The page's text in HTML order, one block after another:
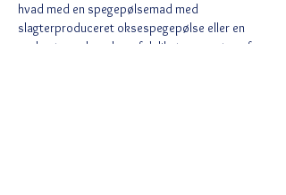
hvad med en spegepølsemad med
slagterproduceret oksespegepølse eller en
god ostemad med en af delikatesse ostene fra